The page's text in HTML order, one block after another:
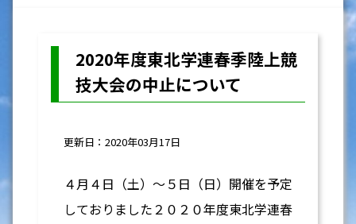
2020年度東北学連春季陸上競
技大会の中止について
更新日：2020年03月17日
４月４日（土）～５日（日）開催を予定
しておりました２０２０年度東北学連春